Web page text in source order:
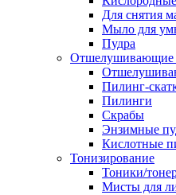
Для снятия
Мыло для
Пудра
Отшелушивающие
Пилинг-
Пилинги
Скрабы
Энзимные
Кислотные
Тонизирование
Тоники/
Мисты для